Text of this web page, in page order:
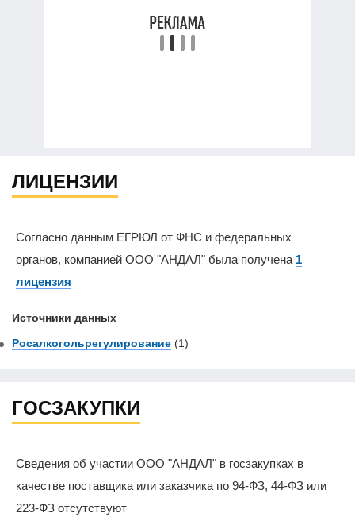
ЛИЦЕНЗИИ
Согласно данным ЕГРЮЛ от ФНС и федеральных
органов, компанией ООО "АНДАЛ" была получена 1
лицензия
Источники данных
Росалкогольрегулирование (1)
ГОСЗАКУПКИ
Сведения об участии ООО "АНДАЛ" в госзакупках в
качестве поставщика или заказчика по 94-ФЗ, 44-ФЗ или
223-ФЗ отсутствуют